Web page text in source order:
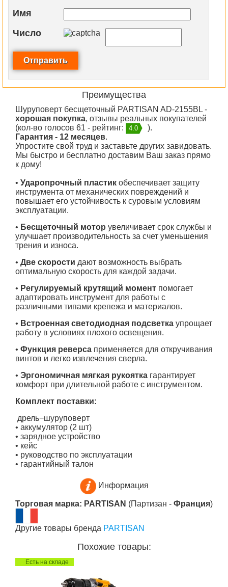
Имя
Число
Преимущества
Шуруповерт бесщеточный PARTISAN AD-2155BL -
хорошая покупка, отзывы реальных покупателей
(кол-во голосов 61 - рейтинг:
4.0
).
Гарантия - 12 месяцев.
Упростите свой труд и заставьте других завидовать.
Мы быстро и бесплатно доставим Ваш заказ прямо
к дому!
• Ударопрочный пластик обеспечивает защиту
инструмента от механических повреждений и
повышает его устойчивость к суровым условиям
эксплуатации.
• Бесщеточный мотор увеличивает срок службы и
улучшает производительность за счет уменьшения
трения и износа.
• Две скорости дают возможность выбрать
оптимальную скорость для каждой задачи.
• Регулируемый крутящий момент помогает
адаптировать инструмент для работы с
различными типами крепежа и материалов.
• Встроенная светодиодная подсветка упрощает
работу в условиях плохого освещения.
• Функция реверса применяется для откручивания
винтов и легко извлечения сверла.
• Эргономичная мягкая рукоятка гарантирует
комфорт при длительной работе с инструментом.
Комплект поставки:
дрель−шуруповерт
• аккумулятор (2 шт)
• зарядное устройство
• кейс
• руководство по эксплуатации
• гарантийный талон
Информация
Торговая марка: PARTISAN (Партизан - Франция)
Другие товары бренда PARTISAN
Похожие товары:
Есть на складе